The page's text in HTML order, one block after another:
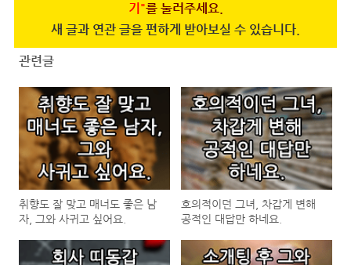
기"를 눌러주세요.
새 글과 연관 글을 편하게 받아보실 수 있습니다.
관련글
취향도 잘 맞고 매너도 좋은 남
자, 그와 사귀고 싶어요.
호의적이던 그녀, 차갑게 변해
공적인 대답만 하네요.